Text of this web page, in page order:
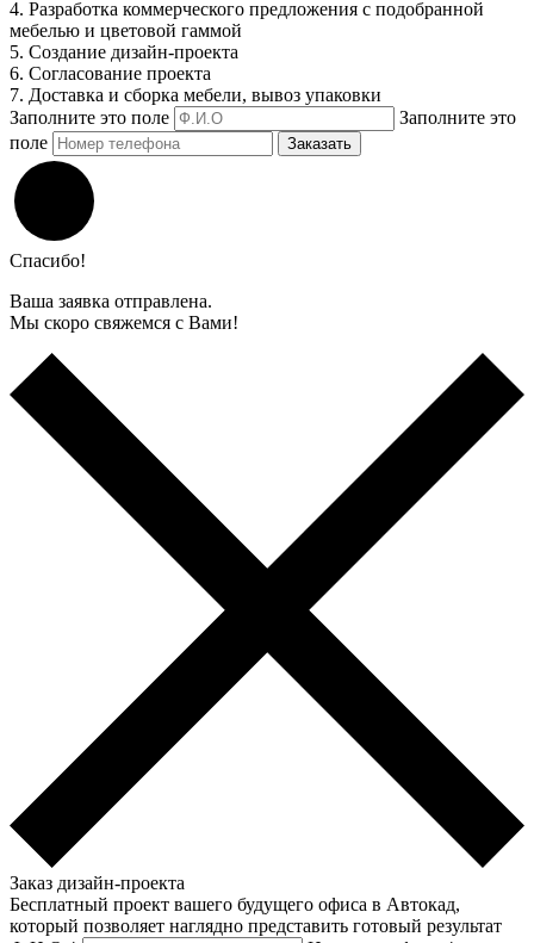
4. Разработка коммерческого предложения с подобранной
мебелью и цветовой гаммой
5. Создание дизайн-проекта
6. Согласование проекта
7. Доставка и сборка мебели, вывоз упаковки
Заполните это поле
Заполните это
поле
Заказать
Спасибо!
Ваша заявка отправлена.
Мы скоро свяжемся с Вами!
Заказ дизайн-проекта
Бесплатный проект вашего будущего офиса в Автокад,
который позволяет наглядно представить готовый результат